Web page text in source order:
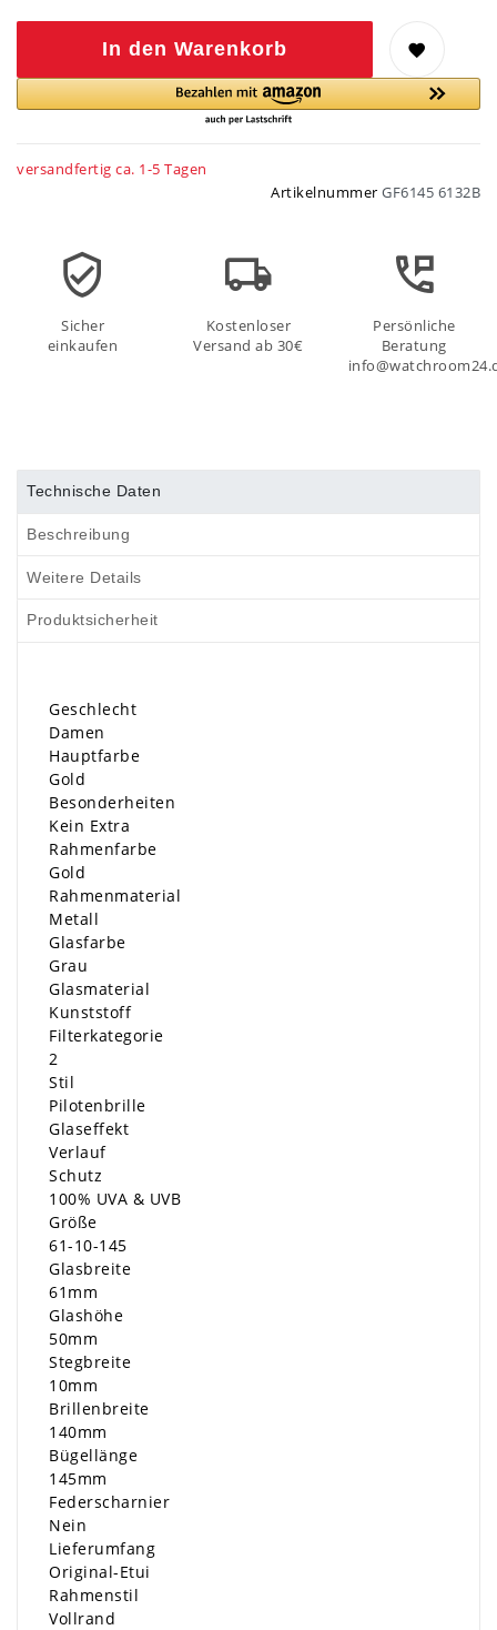
In den Warenkorb
versandfertig ca. 1-5 Tagen
Artikelnummer GF6145 6132B
Sicher
einkaufen
Kostenloser
Versand ab 30€
Persönliche
Beratung
Technische Daten
Beschreibung
Weitere Details
Produktsicherheit
Geschlecht
Damen
Hauptfarbe
Gold
Besonderheiten
Kein Extra
Rahmenfarbe
Gold
Rahmenmaterial
Metall
Glasfarbe
Grau
Glasmaterial
Kunststoff
Filterkategorie
2
Stil
Pilotenbrille
Glaseffekt
Verlauf
Schutz
100% UVA & UVB
Größe
61-10-145
Glasbreite
61mm
Glashöhe
50mm
Stegbreite
10mm
Brillenbreite
140mm
Bügellänge
145mm
Federscharnier
Nein
Lieferumfang
Original-Etui
Rahmenstil
Vollrand